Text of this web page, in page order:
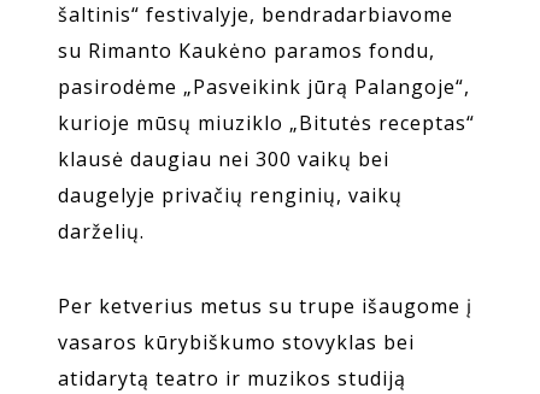
šaltinis“ festivalyje, bendradarbiavome
su Rimanto Kaukėno paramos fondu,
pasirodėme „Pasveikink jūrą Palangoje“,
kurioje mūsų miuziklo „Bitutės receptas“
klausė daugiau nei 300 vaikų bei
daugelyje privačių renginių, vaikų
darželių.
Per ketverius metus su trupe išaugome į
vasaros kūrybiškumo stovyklas bei
atidarytą teatro ir muzikos studiją